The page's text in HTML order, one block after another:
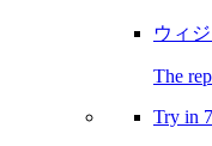
ウィ
The
Try in